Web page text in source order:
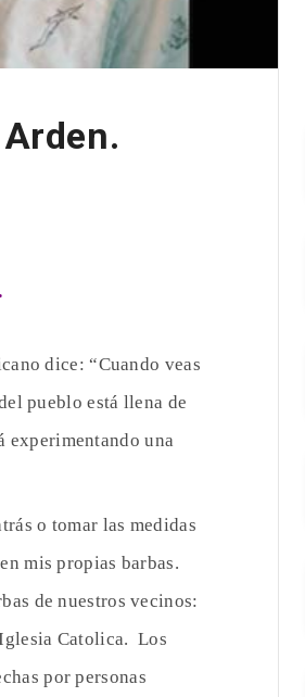
dice: “Cuando veas
pueblo está llena de
experimentando una
o tomar las medidas
mis propias barbas.
de nuestros vecinos:
Catolica. Los
por personas